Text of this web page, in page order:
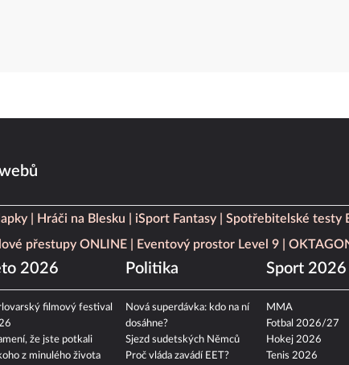
Hráči na Blesku iSport Fantasy Spotřebitelské testy
přestupy ONLINE Eventový prostor Level 9
2026
filmový festival
že jste potkali
z minulého života
Politika
Nová superdávka: kdo na ní
dosáhne?
Sjezd sudetských Němců
Proč vláda zavádí EET?
Sport 2026
MMA
Fotbal 2026/27
Hokej 2026
Tenis 2026